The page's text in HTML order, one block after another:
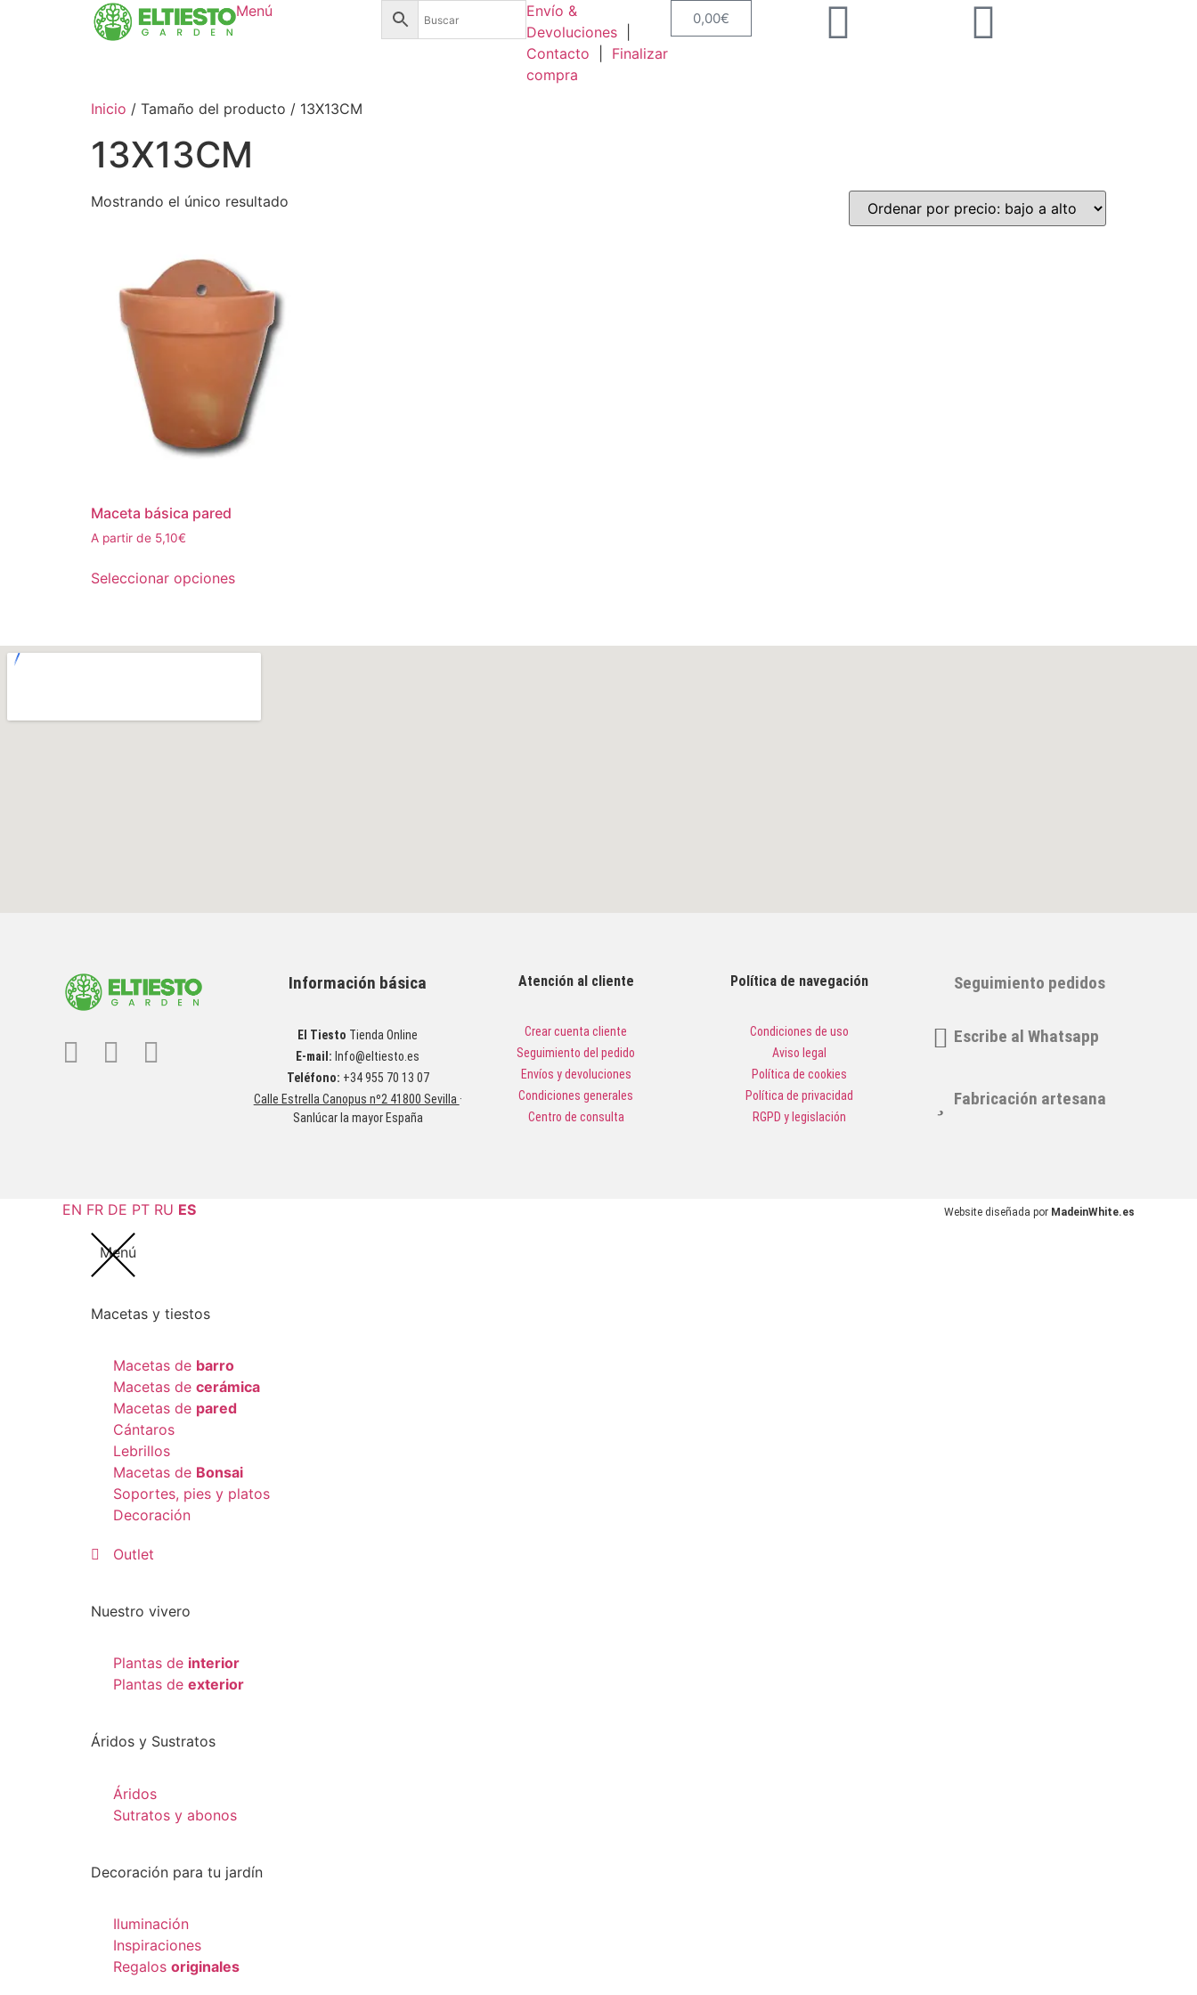
Menú
Envío &
Devoluciones
Contacto
Finalizar
compra
0,00€
Inicio / Tamaño del producto / 13X13CM
13X13CM
Mostrando el único resultado
Maceta básica pared
A partir de 5,10€
Seleccionar opciones
Información básica
El Tiesto Tienda Online
E-mail: Info@eltiesto.es
Teléfono: +34 955 70 13 07
Calle Estrella Canopus nº2 41800 Sevilla ·
Sanlúcar la mayor España
Atención al cliente
Crear cuenta cliente
Seguimiento del pedido
Envíos y devoluciones
Condiciones generales
Centro de consulta
Política de navegación
Condiciones de uso
Aviso legal
Política de cookies
Política de privacidad
RGPD y legislación
Seguimiento pedidos
Escribe al Whatsapp
Fabricación artesana
EN FR DE PT RU ES Website diseñada por MadeinWhite.es
Menú
Macetas y tiestos
Macetas de barro
Macetas de cerámica
Macetas de pared
Cántaros
Lebrillos
Macetas de Bonsai
Soportes, pies y platos
Decoración
Outlet
Nuestro vivero
Plantas de interior
Plantas de exterior
Áridos y Sustratos
Áridos
Sutratos y abonos
Decoración para tu jardín
Iluminación
Inspiraciones
Regalos originales